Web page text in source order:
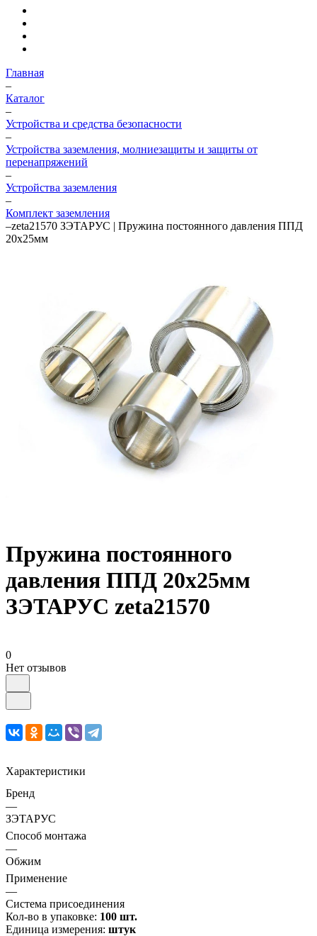
Главная
–
Каталог
–
Устройства и средства безопасности
–
Устройства заземления, молниезащиты и защиты от
перенапряжений
–
Устройства заземления
–
Комплект заземления
–zeta21570 ЗЭТАРУС | Пружина постоянного давления ППД
20х25мм
Пружина постоянного
давления ППД 20х25мм
ЗЭТАРУС zeta21570
0
Нет отзывов
Характеристики
Бренд
—
ЗЭТАРУС
Способ монтажа
—
Обжим
Применение
—
Система присоединения
Кол-во в упаковке: 100 шт.
Единица измерения: штук